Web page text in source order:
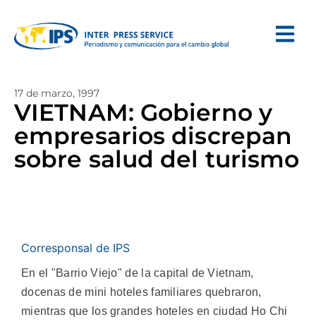
17 de marzo, 1997
VIETNAM: Gobierno y
empresarios discrepan
sobre salud del turismo
Corresponsal de IPS
En el "Barrio Viejo" de la capital de Vietnam,
docenas de mini hoteles familiares quebraron,
mientras que los grandes hoteles en ciudad Ho Chi